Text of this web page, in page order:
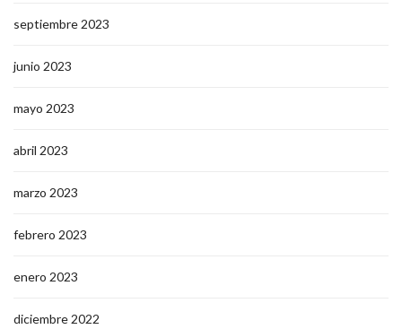
septiembre 2023
junio 2023
mayo 2023
abril 2023
marzo 2023
febrero 2023
enero 2023
diciembre 2022